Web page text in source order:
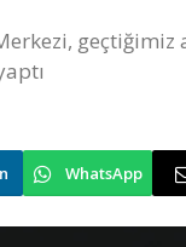
WhatsApp